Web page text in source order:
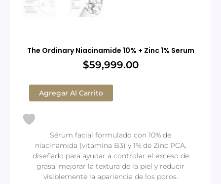
The Ordinary Niacinamide 10% + Zinc 1% Serum
$59,999.00
Ordinary
Niacinamide
+
Zinc
Serum
cantidad
Agregar Al Carrito
Sérum facial formulado con 10% de
niacinamida (vitamina B3) y 1% de Zinc PCA,
diseñado para ayudar a controlar el exceso de
grasa, mejorar la textura de la piel y reducir
visiblemente la apariencia de los poros.